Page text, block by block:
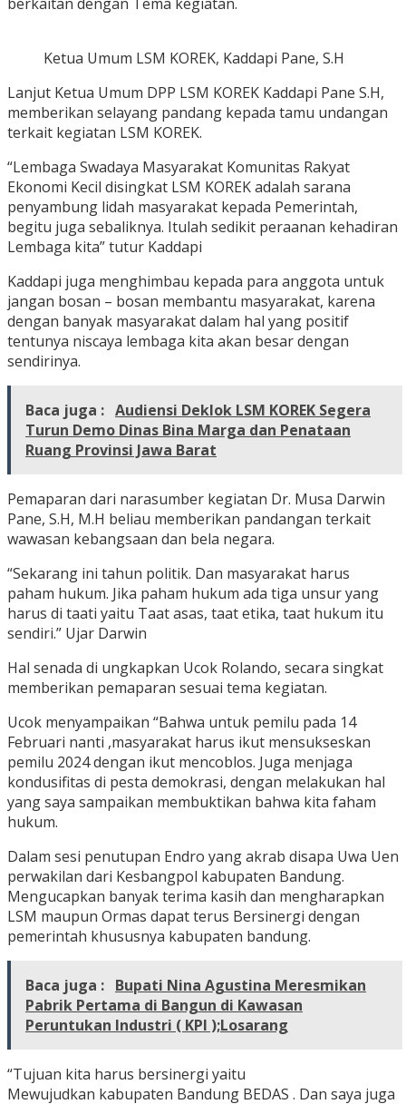
Ketua Umum LSM KOREK, Kaddapi Pane, S.H
Lanjut Ketua Umum DPP LSM KOREK Kaddapi Pane S.H,
memberikan selayang pandang kepada tamu undangan
terkait kegiatan LSM KOREK.
“Lembaga Swadaya Masyarakat Komunitas Rakyat
Ekonomi Kecil disingkat LSM KOREK adalah sarana
penyambung lidah masyarakat kepada Pemerintah,
begitu juga sebaliknya. Itulah sedikit peraanan kehadiran
Lembaga kita” tutur Kaddapi
Kaddapi juga menghimbau kepada para anggota untuk
jangan bosan – bosan membantu masyarakat, karena
dengan banyak masyarakat dalam hal yang positif
tentunya niscaya lembaga kita akan besar dengan
sendirinya.
Baca juga : Audiensi Deklok LSM KOREK Segera
Turun Demo Dinas Bina Marga dan Penataan
Ruang Provinsi Jawa Barat
Pemaparan dari narasumber kegiatan Dr. Musa Darwin
Pane, S.H, M.H beliau memberikan pandangan terkait
wawasan kebangsaan dan bela negara.
“Sekarang ini tahun politik. Dan masyarakat harus
paham hukum. Jika paham hukum ada tiga unsur yang
harus di taati yaitu Taat asas, taat etika, taat hukum itu
sendiri.” Ujar Darwin
Hal senada di ungkapkan Ucok Rolando, secara singkat
memberikan pemaparan sesuai tema kegiatan.
Ucok menyampaikan “Bahwa untuk pemilu pada 14
Februari nanti ,masyarakat harus ikut mensukseskan
pemilu 2024 dengan ikut mencoblos. Juga menjaga
kondusifitas di pesta demokrasi, dengan melakukan hal
yang saya sampaikan membuktikan bahwa kita faham
hukum.
Dalam sesi penutupan Endro yang akrab disapa Uwa Uen
perwakilan dari Kesbangpol kabupaten Bandung.
Mengucapkan banyak terima kasih dan mengharapkan
LSM maupun Ormas dapat terus Bersinergi dengan
pemerintah khususnya kabupaten bandung.
Baca juga : Bupati Nina Agustina Meresmikan
Pabrik Pertama di Bangun di Kawasan
Peruntukan Industri ( KPI );Losarang
“Tujuan kita harus bersinergi yaitu
Mewujudkan kabupaten Bandung BEDAS . Dan saya juga